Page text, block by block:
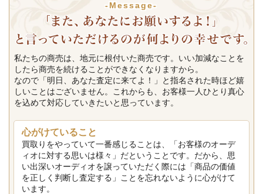
-Message-
私たちの商売は、地元に根付いた商売です。いい加減なことを
したら商売を続けることができなくなりますから。
なので「明日、あなた査定に来てよ！」と指名された時ほど嬉
しいことはございません。これからも、お客様一人ひとり真心
を込めて対応していきたいと思っています。
心がけていること
買取りをやっていて一番感じることは、「お客様のオーデ
ィオに対する思いは様々」だということです。だから、思
い出深いオーディオを譲っていただく際には「商品の価値
を正しく判断し査定する」ことを忘れないように心がけて
います。